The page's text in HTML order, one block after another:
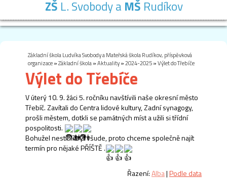
ZŠ L. Svobody a MŠ Rudíkov
Základní škola Ludvíka Svobody a Mateřská škola Rudíkov, příspěvková
organizace»Základní škola»Aktuality»2024-2025»Výlet do Třebíče
Výlet do Třebíče
V úterý 10. 9. žáci 5. ročníku navštívili naše okresní město
Třebíč. Zavítali do Centra lidové kultury, Zadní synagogy,
prošli městem, dotkli se památných míst a užili si třídní
pospolitosti.
Bohužel nestihli být všude, proto chceme společně najít
termín pro nějaké PŘÍŠTĚ .
Řazení:Alba|Podle data